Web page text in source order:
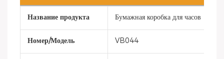
Название продукта Бумажная коробка для часов
Номер/Модель VB044